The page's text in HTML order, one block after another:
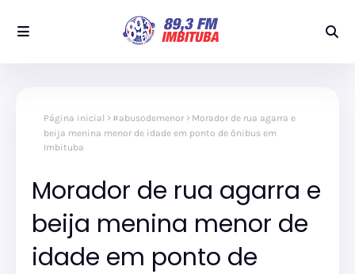
Página inicial #abusodemenor
Morador de rua agarra e
beija menina menor de idade em ponto de ônibus em
Imbituba
Morador de rua agarra e
beija menina menor de
idade em ponto de